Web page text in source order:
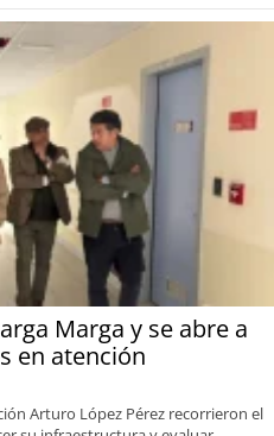
Marga y se abre a
en atención
Arturo López Pérez recorrieron el